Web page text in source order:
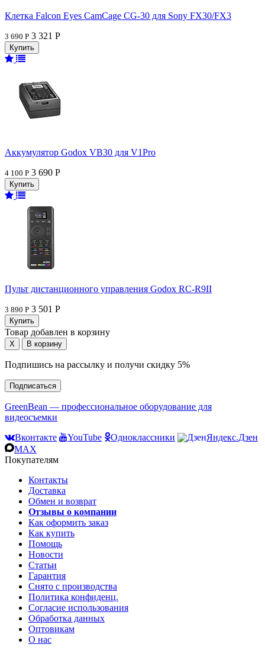
Клетка Falcon Eyes CamCage CG-30 для Sony FX30/FX3
3 690 Р 3 321 Р
Аккумулятор Godox VB30 для V1Pro
4 100 Р 3 690 Р
Пульт дистанционного управления Godox RC-R9II
3 890 Р 3 501 Р
Товар добавлен в корзину
Подпишись на рассылку и получи скидку 5%
Подписаться
GreenBean — профессиональное оборудование для
видеосъемки
Вконтакте
YouTube Одноклассники
Яндекс.Дзен
MAX
Покупателям
Контакты
Доставка
Обмен и возврат
Отзывы о компании
Как оформить заказ
Как купить
Помощь
Новости
Статьи
Гарантия
Снято с производства
Политика конфиденц.
Согласие использования
Обработка данных
Оптовикам
О нас